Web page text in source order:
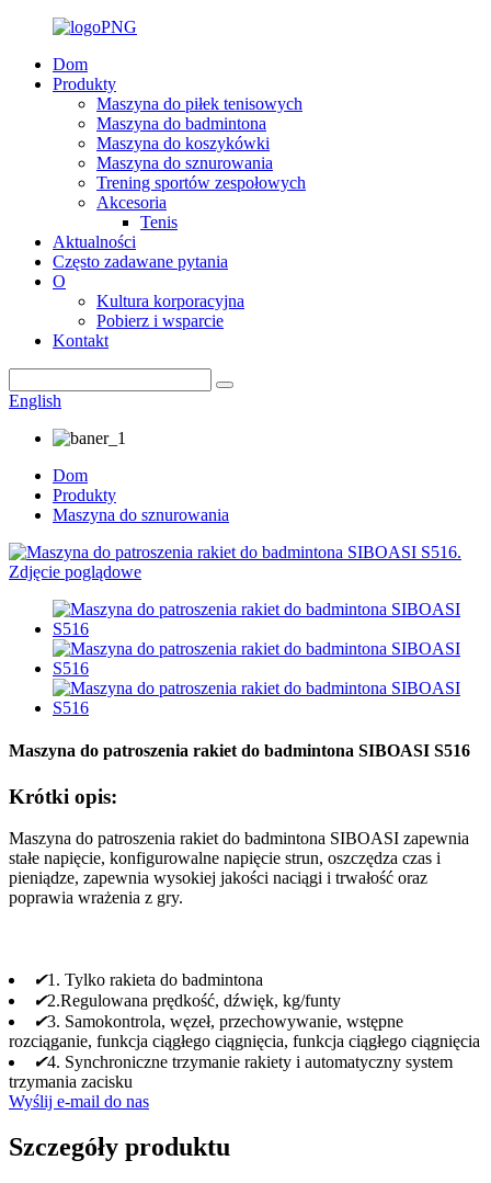
Dom
Produkty
Maszyna do piłek tenisowych
Maszyna do badmintona
Maszyna do koszykówki
Maszyna do sznurowania
Trening sportów zespołowych
Akcesoria
Tenis
Aktualności
Często zadawane pytania
O
Kultura korporacyjna
Pobierz i wsparcie
Kontakt
English
Dom
Produkty
Maszyna do sznurowania
Maszyna do patroszenia rakiet do badmintona SIBOASI S516
Krótki opis:
Maszyna do patroszenia rakiet do badmintona SIBOASI zapewnia
stałe napięcie, konfigurowalne napięcie strun, oszczędza czas i
pieniądze, zapewnia wysokiej jakości naciągi i trwałość oraz
poprawia wrażenia z gry.
✔1. Tylko rakieta do badmintona
✔2.Regulowana prędkość, dźwięk, kg/funty
✔3. Samokontrola, węzeł, przechowywanie, wstępne
rozciąganie, funkcja ciągłego ciągnięcia, funkcja ciągłego ciągnięcia
✔4. Synchroniczne trzymanie rakiety i automatyczny system
trzymania zacisku
Wyślij e-mail do nas
Szczegóły produktu